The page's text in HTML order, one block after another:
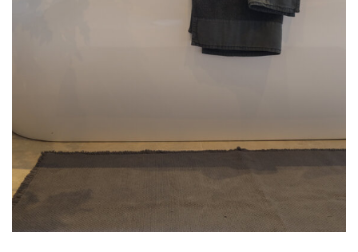
Sale
Mon
Compte